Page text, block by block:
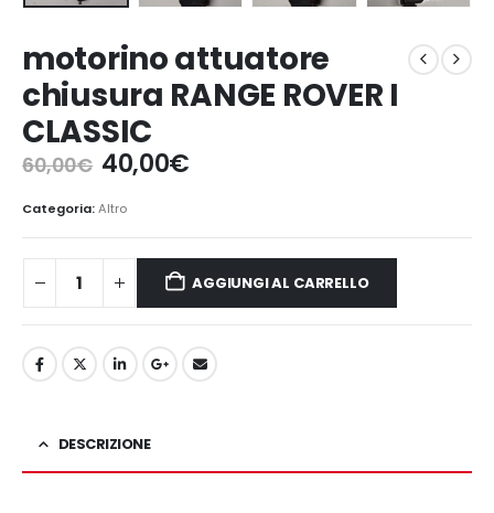
motorino attuatore
chiusura RANGE ROVER I
CLASSIC
60,00€ Il
prezzo
originale
era:
60,00€.
40,00€Il
è:
40,00€.
Categoria:Altro
AGGIUNGI AL CARRELLO
DESCRIZIONE